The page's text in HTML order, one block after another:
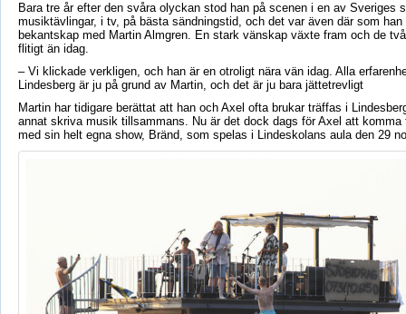
Bara tre år efter den svåra olyckan stod han på scenen i en av Sveriges
musiktävlingar, i tv, på bästa sändningstid, och det var även där som han
bekantskap med Martin Almgren. En stark vänskap växte fram och de
flitigt än idag.
– Vi klickade verkligen, och han är en otroligt nära vän idag. Alla
Lindesberg är ju på grund av Martin, och det är ju bara jättetrevligt
Martin har tidigare berättat att han och Axel ofta brukar träffas i
annat skriva musik tillsammans. Nu är det dock dags för Axel att komma
med sin helt egna show, Bränd, som spelas i Lindeskolans aula den 29